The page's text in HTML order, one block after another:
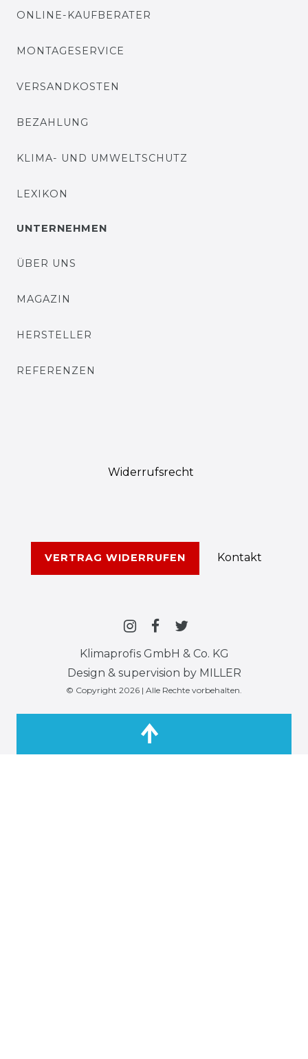
ONLINE-KAUFBERATER
MONTAGESERVICE
VERSANDKOSTEN
BEZAHLUNG
KLIMA- UND UMWELTSCHUTZ
LEXIKON
UNTERNEHMEN
ÜBER UNS
MAGAZIN
HERSTELLER
REFERENZEN
Widerrufs­recht
VERTRAG WIDERRUFEN Kontakt
Klimaprofis GmbH & Co. KG
Design & supervision by MILLER
© Copyright 2026 | Alle Rechte vorbehalten.